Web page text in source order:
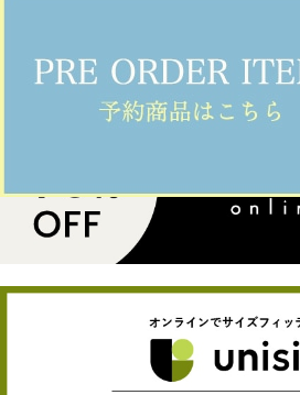
VIEW ALL
VIEW ALL ＞